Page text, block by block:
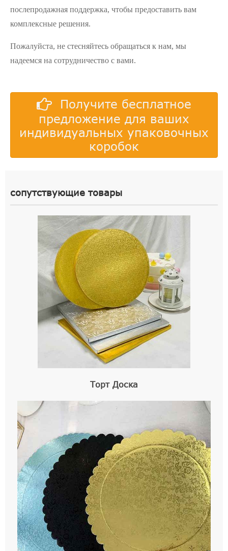
послепродажная поддержка, чтобы предоставить вам
комплексные решения.
Пожалуйста, не стесняйтесь обращаться к нам, мы
надеемся на сотрудничество с вами.
Получите бесплатное
предложение для ваших
индивидуальных упаковочных
коробок
сопутствующие товары
Торт Доска